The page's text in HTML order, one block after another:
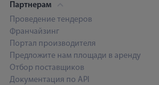
Партнерам
Проведение тендеров
Франчайзинг
Портал производителя
Предложите нам площади в аренду
Отбор поставщиков
Документация по API